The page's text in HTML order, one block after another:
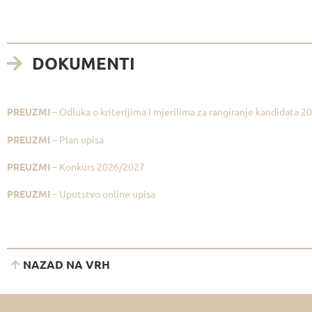
DOKUMENTI
PREUZMI– Odluka o kriterijima i mjerilima za rangiranje kandidata
PREUZMI– Plan upisa
PREUZMI– Konkurs 2026/2027
PREUZMI– Uputstvo online upisa
NAZAD NA VRH